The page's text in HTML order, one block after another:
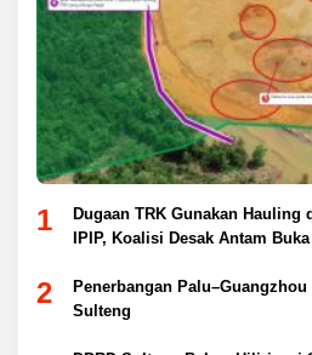
1
Dugaan TRK Gunakan
IPIP, Koalisi Desak Antam
2
Penerbangan
Sulteng